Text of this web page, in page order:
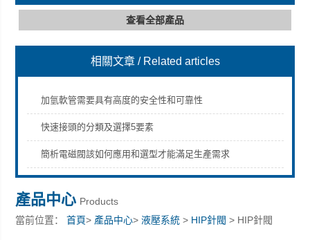
上海康驛實業有限公司
查看全部產品
相關文章 / Related articles
加氫軟管需要具有高度的安全性和可靠性
快速接頭的分類及選擇5要素
簡析電磁閥該如何應用和選型才能滿足生產需求
產品中心 Products
當前位置：首頁> 產品中心>液壓系統 > HIP針閥 > HIP針閥